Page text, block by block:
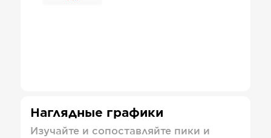
Наглядные графики
Изучайте и сопоставляйте пики и